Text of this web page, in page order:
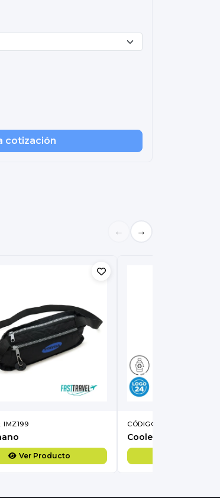
cotización
← →
IMZ199
Ver Producto
CÓDIGO: IMZ195
Cooler Tone